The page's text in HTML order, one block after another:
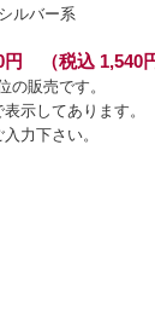
ルバー系
（税込 1,540円
の販売です。
示してあります。
力下さい。